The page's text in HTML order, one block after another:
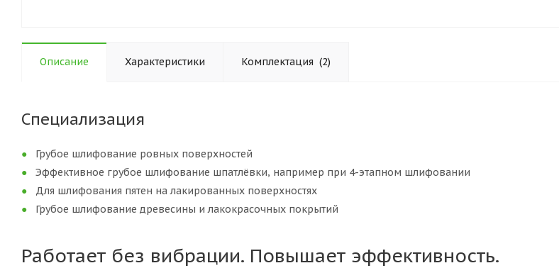
Описание Характеристики Комплектация (2)
Специализация
Грубое шлифование ровных поверхностей
Эффективное грубое шлифование шпатлёвки, например при 4-этапном шлифовании
Для шлифования пятен на лакированных поверхностях
Грубое шлифование древесины и лакокрасочных покрытий
Работает без вибрации. Повышает эффективность.